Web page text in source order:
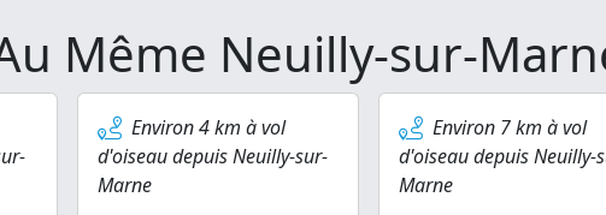
Même Neuilly-sur-
Environ 4 km à vol
d'oiseau depuis Neuilly-sur-
Marne
Environ 7 km à vol
d'oiseau depuis Neuilly-
Marne